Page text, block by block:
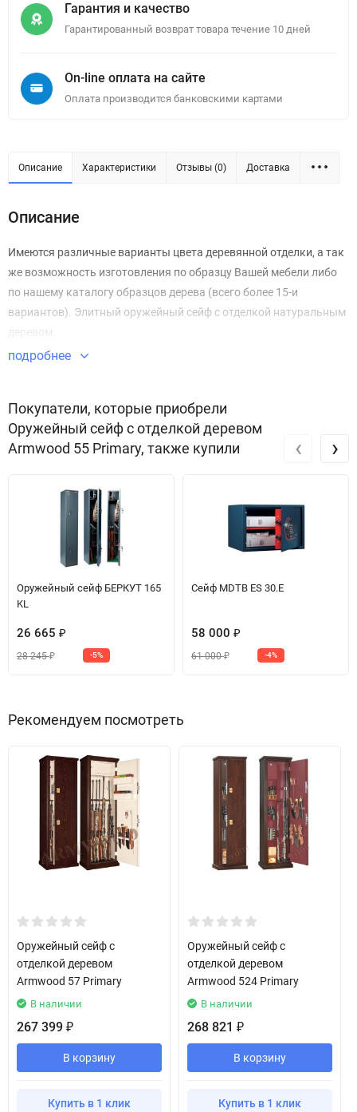
Гарантия и качество
Гарантированный возврат товара течение 10 дней
On-line оплата на сайте
Оплата производится банковскими картами
Описание Характеристики Отзывы (0) Доставка
Описание
Имеются различные варианты цвета деревянной отделки, а так
же возможность изготовления по образцу Вашей мебели либо
по нашему каталогу образцов дерева (всего более 15-и
вариантов). Элитный оружейный сейф с отделкой натуральным
деревом.
подробнее
Покупатели, которые приобрели
Оружейный сейф с отделкой деревом
Armwood 55 Primary, также купили
Оружейный сейф БЕРКУТ 165
KL
26 665 ₽
28 245₽ -5%
Сейф МDТВ ES 30.E
58 000 ₽
61 000₽ -4%
‹ ›
Рекомендуем посмотреть
Оружейный сейф с
отделкой деревом
Armwood 57 Primary
В наличии
267 399 ₽
В корзину
Купить в 1 клик
Оружейный сейф с
отделкой деревом
Armwood 524 Primary
В наличии
268 821 ₽
В корзину
Купить в 1 клик